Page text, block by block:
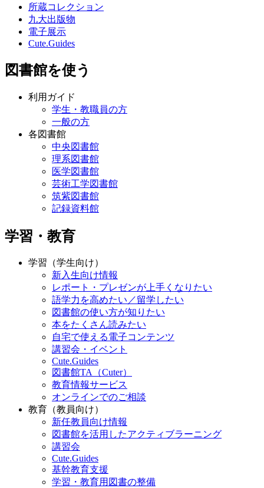
所蔵コレクション
九大出版物
電子展示
Cute.Guides
図書館を使う
利用ガイド
学生・教職員の方
一般の方
各図書館
中央図書館
理系図書館
医学図書館
芸術工学図書館
筑紫図書館
記録資料館
学習・教育
学習（学生向け）
新入生向け情報
レポート・プレゼンが上手くなりたい
語学力を高めたい／留学したい
図書館の使い方が知りたい
本をたくさん読みたい
自宅で使える電子コンテンツ
講習会・イベント
Cute.Guides
図書館TA（Cuter）
教育情報サービス
オンラインでのご相談
教育（教員向け）
新任教員向け情報
図書館を活用したアクティブラーニング
講習会
Cute.Guides
基幹教育支援
学習・教育用図書の整備